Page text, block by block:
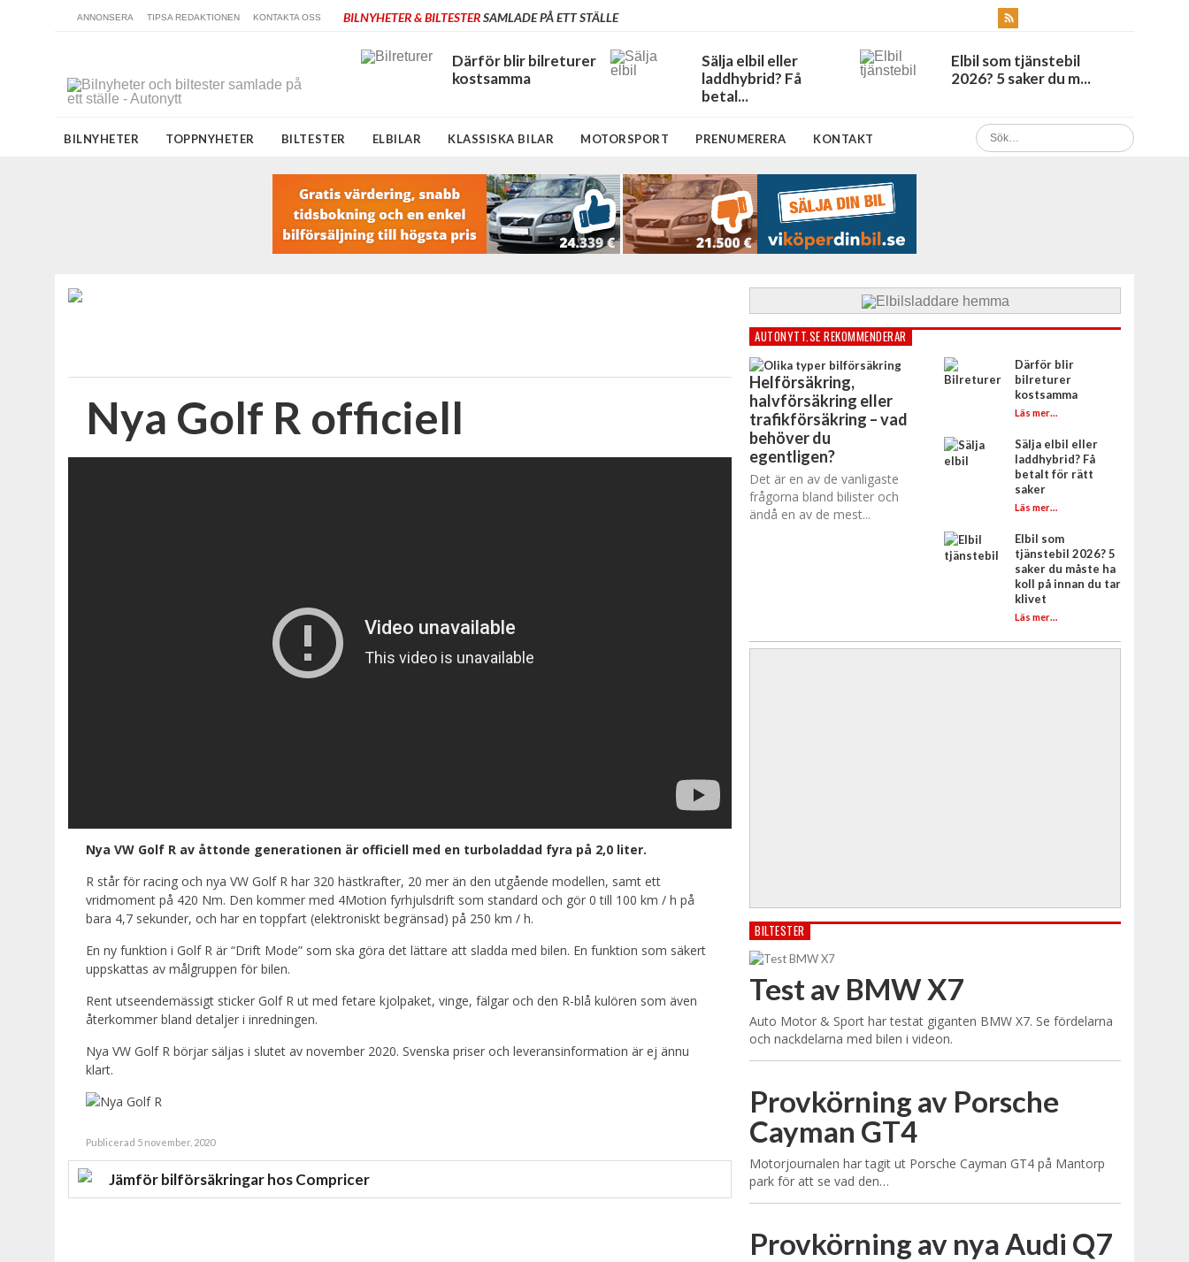
ANNONSERA TIPSA REDAKTIONEN KONTAKTA OSS BILNYHETER & BILTESTERSAMLADE PÅ ETT STÄLLE
Därför blir bilreturer
kostsamma
Sälja elbil eller
laddhybrid? Få
betal...
Elbil som tjänstebil
2026? 5 saker du m...
BILNYHETER TOPPNYHETER BILTESTER ELBILAR KLASSISKA BILAR MOTORSPORT PRENUMERERA KONTAKT
Nya Golf R officiell
Nya VW Golf R av åttonde generationen är officiell med en turboladdad fyra på 2,0 liter.
R står för racing och nya VW Golf R har 320 hästkrafter, 20 mer än den utgående modellen, samt ett
vridmoment på 420 Nm. Den kommer med 4Motion fyrhjulsdrift som standard och gör 0 till 100 km / h på
bara 4,7 sekunder, och har en toppfart (elektroniskt begränsad) på 250 km / h.
En ny funktion i Golf R är “Drift Mode” som ska göra det lättare att sladda med bilen. En funktion som säkert
uppskattas av målgruppen för bilen.
Rent utseendemässigt sticker Golf R ut med fetare kjolpaket, vinge, fälgar och den R-blå kulören som även
återkommer bland detaljer i inredningen.
Nya VW Golf R börjar säljas i slutet av november 2020. Svenska priser och leveransinformation är ej ännu
klart.
Publicerad 5 november, 2020
Jämför bilförsäkringar hos Compricer
AUTONYTT.SE REKOMMENDERAR
Helförsäkring,
halvförsäkring eller
trafikförsäkring – vad
behöver du
egentligen?
Det är en av de vanligaste
frågorna bland bilister och
ändå en av de mest...
Därför blir
bilreturer
kostsamma
Läs mer…
Sälja elbil eller
laddhybrid? Få
betalt för rätt
saker
Läs mer…
Elbil som
tjänstebil 2026? 5
saker du måste ha
koll på innan du tar
klivet
Läs mer…
BILTESTER
Test av BMW X7
Auto Motor & Sport har testat giganten BMW X7. Se fördelarna
och nackdelarna med bilen i videon.
Provkörning av Porsche
Cayman GT4
Motorjournalen har tagit ut Porsche Cayman GT4 på Mantorp
park för att se vad den…
Provkörning av nya Audi Q7